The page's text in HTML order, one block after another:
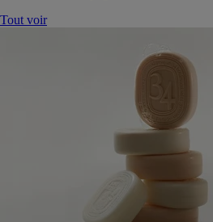
Tout voir